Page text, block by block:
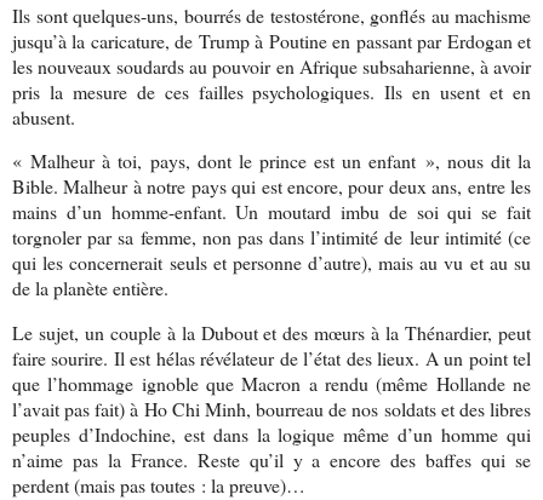
Ils sont quelques-uns, bourrés de testostérone, gonflés au machisme
jusqu’à la caricature, de Trump à Poutine en passant par Erdogan et
les nouveaux soudards au pouvoir en Afrique subsaharienne, à avoir
pris la mesure de ces failles psychologiques. Ils en usent et en
abusent.
« Malheur à toi, pays, dont le prince est un enfant », nous dit la
Bible. Malheur à notre pays qui est encore, pour deux ans, entre les
mains d’un homme-enfant. Un moutard imbu de soi qui se fait
torgnoler par sa femme, non pas dans l’intimité de leur intimité (ce
qui les concernerait seuls et personne d’autre), mais au vu et au su
de la planète entière.
Le sujet, un couple à la Dubout et des mœurs à la Thénardier, peut
faire sourire. Il est hélas révélateur de l’état des lieux. A un point tel
que l’hommage ignoble que Macron a rendu (même Hollande ne
l’avait pas fait) à Ho Chi Minh, bourreau de nos soldats et des libres
peuples d’Indochine, est dans la logique même d’un homme qui
n’aime pas la France. Reste qu’il y a encore des baffes qui se
perdent (mais pas toutes : la preuve)…